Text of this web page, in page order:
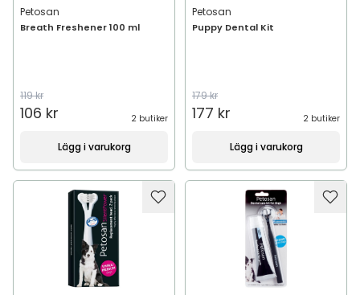
Petosan
Breath Freshener 100 ml
119 kr
106 kr 2 butiker
Lägg i varukorg
Petosan
Puppy Dental Kit
179 kr
177 kr 2 butiker
Lägg i varukorg